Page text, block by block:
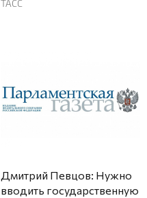
ТАСС
Дмитрий Певцов: Нужно
вводить государственную